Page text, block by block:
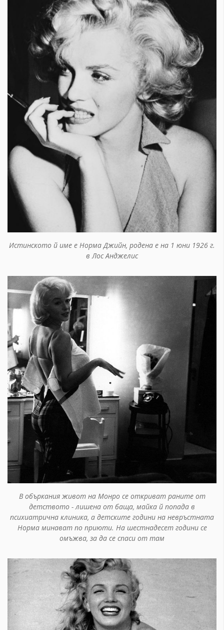
Истинското й име е Норма Джийн, родена е на 1 юни 1926 г.
в Лос Анджелис
В объркания живот на Монро се откриват раните от
детството - лишена от баща, майка й попада в
психиатрична клиника, а детските години на невръстната
Норма минават по приюти. На шестнадесет години се
омъжва, за да се спаси от там